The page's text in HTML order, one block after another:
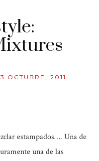
OCTUBRE, 2011
estampados…. Una de
una de las